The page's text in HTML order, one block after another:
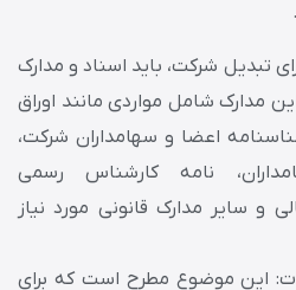
تبدیل شرکت، باید اسناد و مدارک
این مدارک شامل مواردی مانند اوراق
اعضا و سهامداران شرکت،
نامه کارشناس رسمی
و سایر مدارک قانونی مورد نیاز
این موضوع مطرح است که برای